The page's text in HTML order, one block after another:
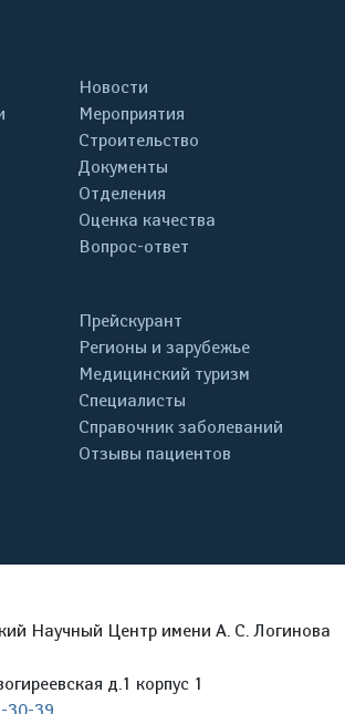
Новости
Мероприятия
Строительство
Документы
Отделения
Оценка качества
Вопрос-ответ
Прейскурант
Регионы и зарубежье
Медицинский туризм
Специалисты
Справочник заболеваний
Отзывы пациентов
Научный Центр имени А. С. Логинова
д.1 корпус 1